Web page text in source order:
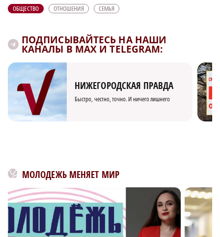
ОБЩЕСТВО ОТНОШЕНИЯ СЕМЬЯ
ПОДПИСЫВАЙТЕСЬ НА НАШИ
КАНАЛЫ В MAX И TELEGRAM:
НИЖЕГОРОДСКАЯ ПРАВДА
Быстро, честно, точно. И ничего лишнего
МОЛОДЕЖЬ МЕНЯЕТ МИР